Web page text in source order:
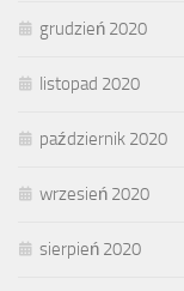
grudzień 2020
listopad 2020
październik 2020
wrzesień 2020
sierpień 2020